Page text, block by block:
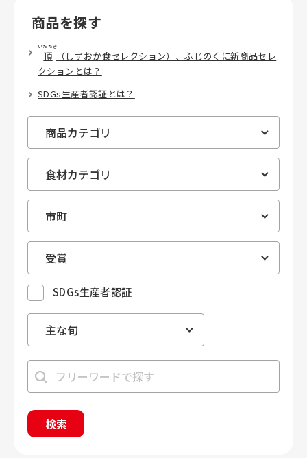
商品を探す
頂
いただき
（しずおか食セレクション）、ふじのくに新商品セレ
クションとは？
SDGs生産者認証とは？
SDGs生産者認証
検索